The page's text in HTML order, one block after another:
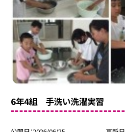
6年4組 手洗い洗濯実習